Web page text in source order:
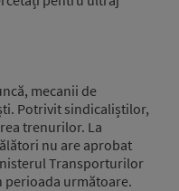
mecanii de
Potrivit sindicaliștilor,
trenurilor. La
nu are aprobat
Transporturilor
perioada următoare.